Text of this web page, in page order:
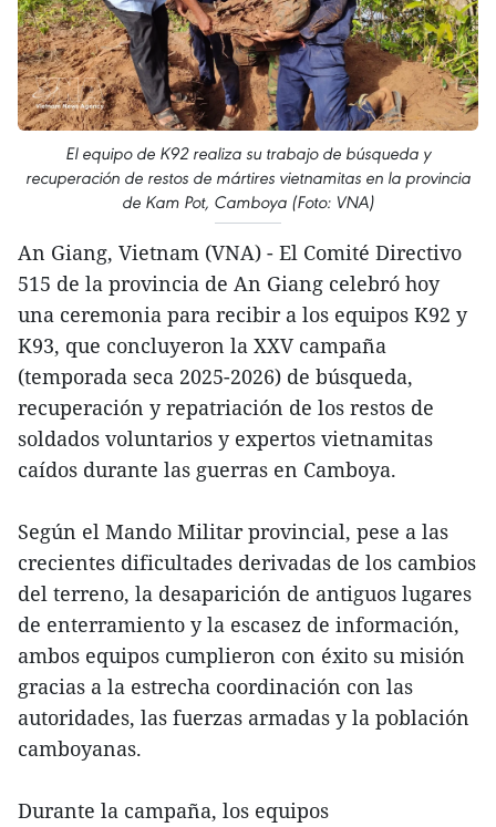
El equipo de K92 realiza su trabajo de búsqueda y
recuperación de restos de mártires vietnamitas en la provincia
de Kam Pot, Camboya (Foto: VNA)
An Giang, Vietnam (VNA) - El Comité Directivo
515 de la provincia de An Giang celebró hoy
una ceremonia para recibir a los equipos K92 y
K93, que concluyeron la XXV campaña
(temporada seca 2025-2026) de búsqueda,
recuperación y repatriación de los restos de
soldados voluntarios y expertos vietnamitas
caídos durante las guerras en Camboya.
Según el Mando Militar provincial, pese a las
crecientes dificultades derivadas de los cambios
del terreno, la desaparición de antiguos lugares
de enterramiento y la escasez de información,
ambos equipos cumplieron con éxito su misión
gracias a la estrecha coordinación con las
autoridades, las fuerzas armadas y la población
camboyanas.
Durante la campaña, los equipos